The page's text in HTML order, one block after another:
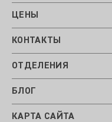
ЦЕНЫ
КОНТАКТЫ
ОТДЕЛЕНИЯ
БЛОГ
КАРТА САЙТА